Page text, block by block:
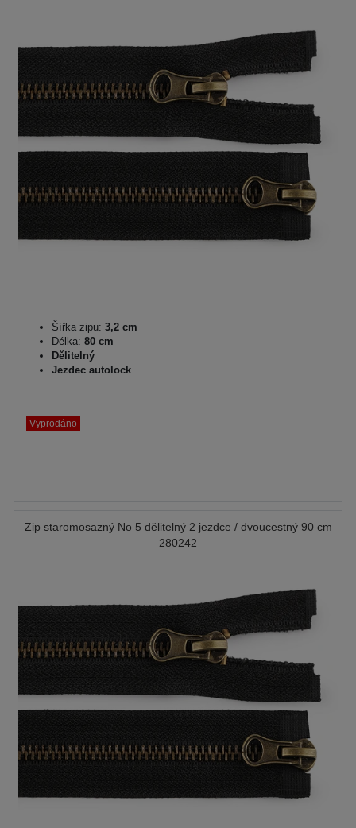
Šířka zipu: 3,2 cm
Délka: 80 cm
Dělitelný
Jezdec autolock
Vyprodáno
Zip staromosazný No 5 dělitelný 2 jezdce / dvoucestný 90 cm
280242